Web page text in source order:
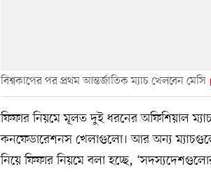
বিশ্বকাপের পর প্রথম আন্তর্জাতিক ম্যাচ খেলবেন মেসি
ফিফার নিয়মে মূলত দুই ধরনের অফিশিয়াল
কনফেডারেশনস খেলাগুলো। আর অন্য ম্যাচগুলো
নিয়ে ফিফার নিয়মে বলা হচ্ছে,